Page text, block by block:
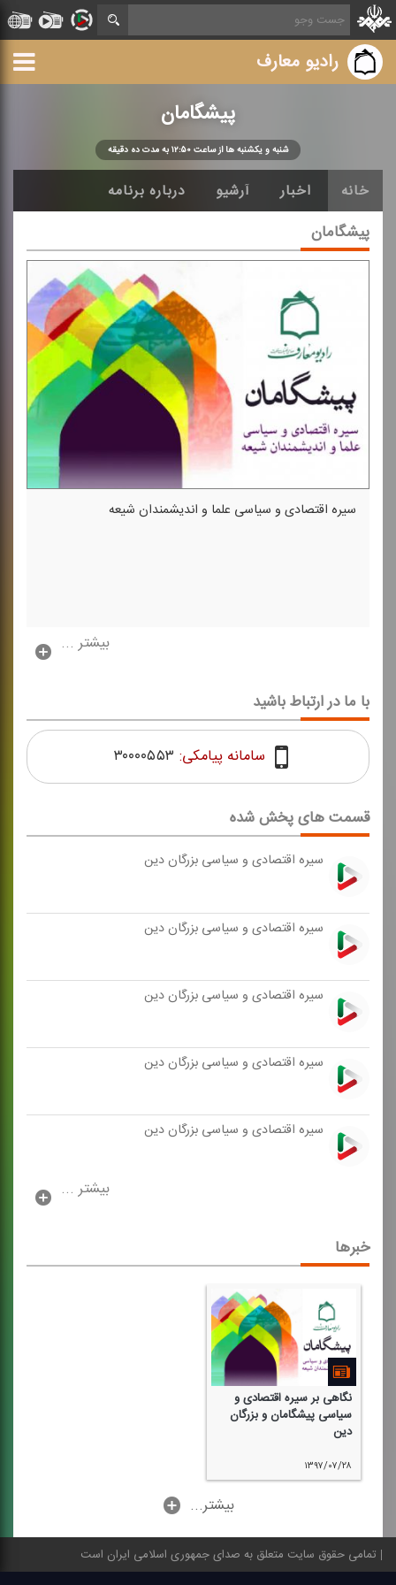
رادیو معارف
پیشگامان
شنبه و یكشنبه ها از ساعت ۱۲:۵۰ به مدت ده دقیقه
خانه اخبار آرشیو درباره برنامه
پیشگامان
سیره اقتصادی و سیاسی علما و اندیشمندان شیعه
بیشتر ...
قسمت های پخش شده
سیره اقتصادی و سیاسی بزرگان دین
سیره اقتصادی و سیاسی بزرگان دین
سیره اقتصادی و سیاسی بزرگان دین
سیره اقتصادی و سیاسی بزرگان دین
سیره اقتصادی و سیاسی بزرگان دین
بیشتر ...
با ما در ارتباط باشید
سامانه پیامکی: ۳۰۰۰۰۵۵۳
خبرها
نگاهی بر سیره اقتصادی و
سیاسی پیشگامان و بزرگان
دین
۱۳۹۷/۰۷/۲۸
...بیشتر
تمامی حقوق سایت متعلق به صدای جمهوری اسلامی ایران است